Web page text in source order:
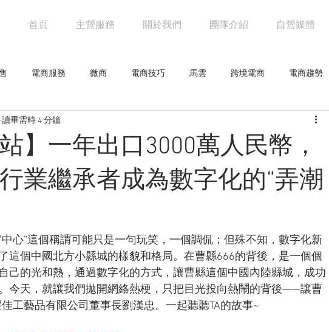
首頁 主營服務 關於我們 團隊介紹 自營媒體
電商服務 微商 電商技巧 馬雲 跨境電商 電商趨勢
電商物流 京東
騰訊 創意企劃 網路行銷技巧 行業新聞 市場分析 馬雲
】一年出口3000萬人民幣，
業繼承者成為數字化的“弄潮
讀畢需時 4 分鐘
心”這個稱謂可能只是一句玩笑，一個調侃；但殊不知，數字化新
這個中國北方小縣城的樣貌和格局。在曹縣666的背後，是一個個
己的光和熱，通過數字化的方式，讓曹縣這個中國內陸縣城，成功
今天，就讓我們拋開網絡熱梗，只把目光投向熱鬧的背後——讓曹
工藝品有限公司董事長劉漢忠。一起聽聽TA的故事~